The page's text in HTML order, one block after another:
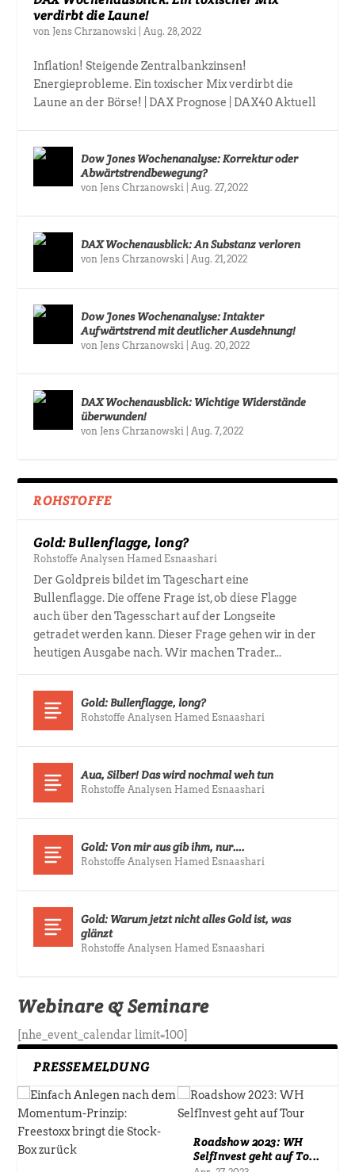
verdirbt die Laune!
von Jens Chrzanowski Aug. 28, 2022
Inflation! Steigende Zentralbankzinsen!
Energieprobleme. Ein toxischer Mix verdirbt die
Laune an der Börse! | DAX Prognose | DAX40 Aktuell
Dow Jones Wochenanalyse: Korrektur oder
Abwärtstrendbewegung?
von Jens Chrzanowski Aug. 27, 2022
DAX Wochenausblick: An Substanz verloren
von Jens Chrzanowski Aug. 21, 2022
Dow Jones Wochenanalyse: Intakter
Aufwärtstrend mit deutlicher Ausdehnung!
von Jens Chrzanowski Aug. 20, 2022
DAX Wochenausblick: Wichtige Widerstände
überwunden!
von Jens Chrzanowski Aug. 7, 2022
ROHSTOFFE
Gold: Bullenflagge, long?
Rohstoffe Analysen Hamed Esnaashari
Der Goldpreis bildet im Tageschart eine
Bullenflagge. Die offene Frage ist, ob diese Flagge
auch über den Tagesschart auf der Longseite
getradet werden kann. Dieser Frage gehen wir in der
heutigen Ausgabe nach. Wir machen Trader...
Gold: Bullenflagge, long?
Rohstoffe Analysen Hamed Esnaashari
Aua, Silber! Das wird nochmal weh tun
Rohstoffe Analysen Hamed Esnaashari
Gold: Von mir aus gib ihm, nur….
Rohstoffe Analysen Hamed Esnaashari
Gold: Warum jetzt nicht alles Gold ist, was
glänzt
Rohstoffe Analysen Hamed Esnaashari
Webinare & Seminare
[nhe_event_calendar limit=100]
PRESSEMELDUNG
Roadshow 2023: WH
SelfInvest geht auf To...